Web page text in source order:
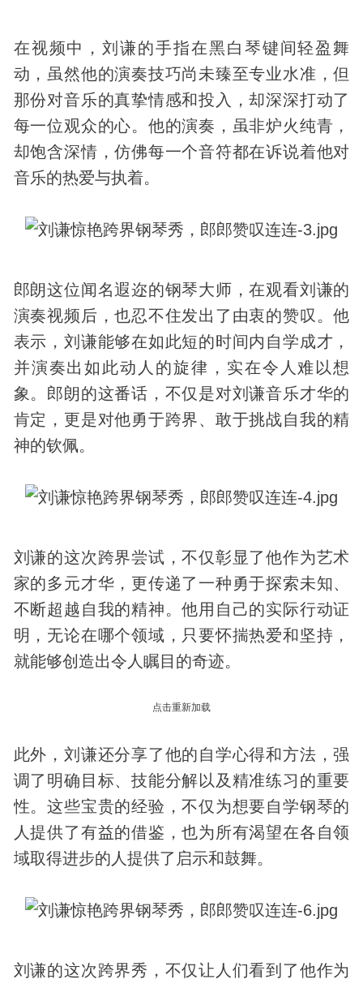
在视频中，刘谦的手指在黑白琴键间轻盈舞
动，虽然他的演奏技巧尚未臻至专业水准，但
那份对音乐的真挚情感和投入，却深深打动了
每一位观众的心。他的演奏，虽非炉火纯青，
却饱含深情，仿佛每一个音符都在诉说着他对
音乐的热爱与执着。
郎朗这位闻名遐迩的钢琴大师，在观看刘谦的
演奏视频后，也忍不住发出了由衷的赞叹。他
表示，刘谦能够在如此短的时间内自学成才，
并演奏出如此动人的旋律，实在令人难以想
象。郎朗的这番话，不仅是对刘谦音乐才华的
肯定，更是对他勇于跨界、敢于挑战自我的精
神的钦佩。
刘谦的这次跨界尝试，不仅彰显了他作为艺术
家的多元才华，更传递了一种勇于探索未知、
不断超越自我的精神。他用自己的实际行动证
明，无论在哪个领域，只要怀揣热爱和坚持，
就能够创造出令人瞩目的奇迹。
点击重新加载
此外，刘谦还分享了他的自学心得和方法，强
调了明确目标、技能分解以及精准练习的重要
性。这些宝贵的经验，不仅为想要自学钢琴的
人提供了有益的借鉴，也为所有渴望在各自领
域取得进步的人提供了启示和鼓舞。
刘谦的这次跨界秀，不仅让人们看到了他作为